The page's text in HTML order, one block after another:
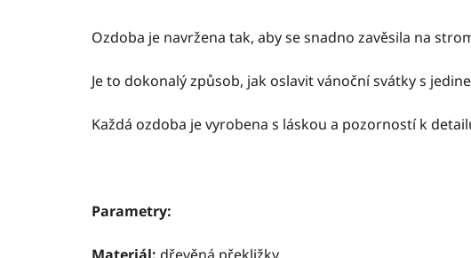
Ozdoba je navržena tak, aby se snadno zavěsila na
Je to dokonalý způsob, jak oslavit vánoční svátky s
Každá ozdoba je vyrobena s láskou a pozorností k
Parametry:
Materiál: dřevěná překližky